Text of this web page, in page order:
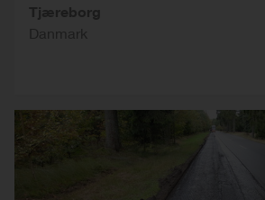
Tjæreborg
Danmark